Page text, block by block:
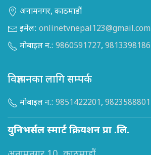
अनामनगर, काठमाडौं
इमेल: onlinetvnepal123@gmail.com
मोबाइल न.: 9860591727, 9813398186
विज्ञापनका लागि सम्पर्क
मोबाइल न.: 9851422201, 9823588801
युनिभर्सल स्मार्ट क्रियशन प्रा .लि.